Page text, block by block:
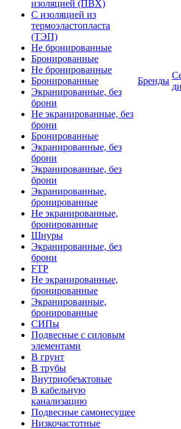
изоляцией (ПВХ)
С изоляцией из
термоэластопласта
(ТЭП)
Не бронированные
Бронированные
Не бронированные
Бронированные
Экранированные, без
брони
Не экранированные, без
брони
Бронированные
Экранированные, без
брони
Экранированные, без
брони
Экранированные,
бронированные
Не экранированные,
бронированные
Шнуры
Экранированные, без
брони
FTP
Не экранированные,
бронированные
Экранированные,
бронированные
СИПы
Подвесные с силовым
элементами
В грунт
В трубы
Внутриобеъктовые
В кабельную
канализацию
Подвесные самонесущее
Низкочастотные
Бренды